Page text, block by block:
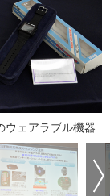
ウェアラブル機器